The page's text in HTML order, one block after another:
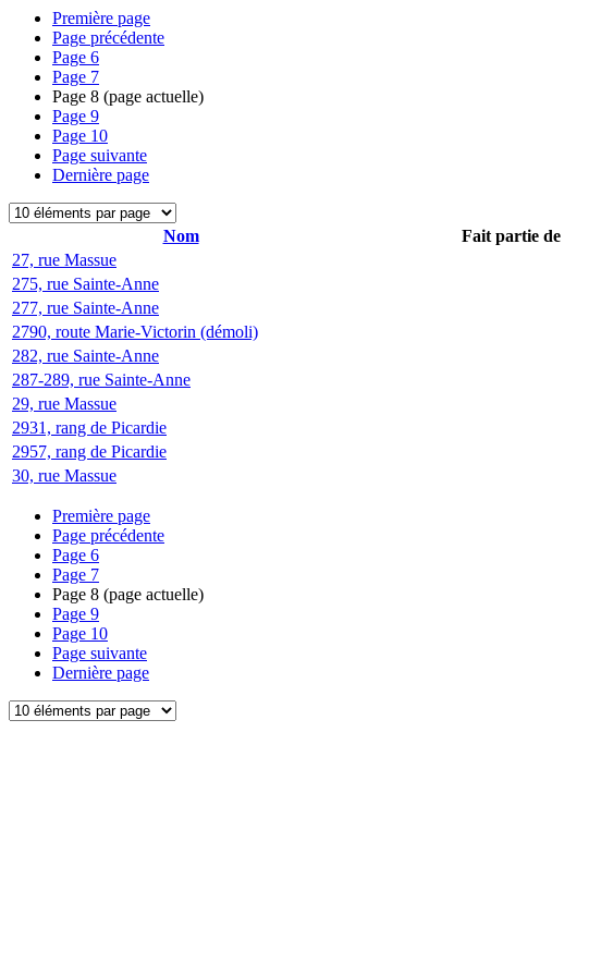
Première page
Page précédente
Page 6
Page 7
Page 8 (page actuelle)
Page 9
Page 10
Page suivante
Dernière page
Nom Fait partie de
27, rue Massue
275, rue Sainte-Anne
277, rue Sainte-Anne
2790, route Marie-Victorin (démoli)
282, rue Sainte-Anne
287-289, rue Sainte-Anne
29, rue Massue
2931, rang de Picardie
2957, rang de Picardie
30, rue Massue
Première page
Page précédente
Page 6
Page 7
Page 8 (page actuelle)
Page 9
Page 10
Page suivante
Dernière page